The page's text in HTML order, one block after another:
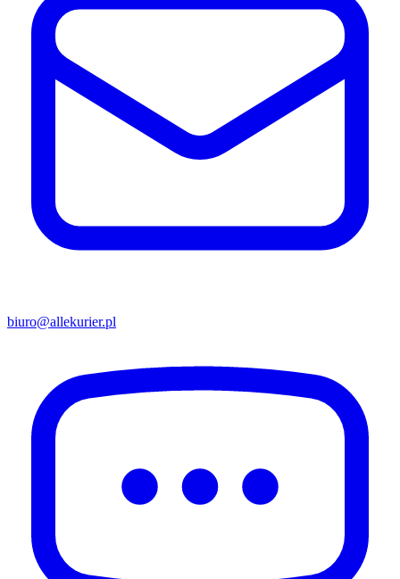
biuro@allekurier.pl